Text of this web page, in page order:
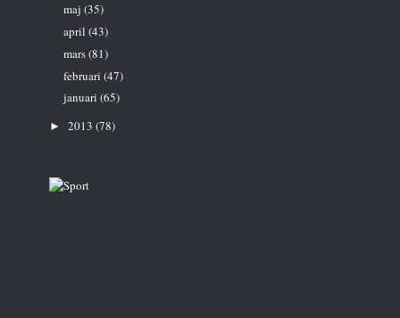
maj (35)
april (43)
mars(81)
februari (47)
januari (65)
► 2013 (78)